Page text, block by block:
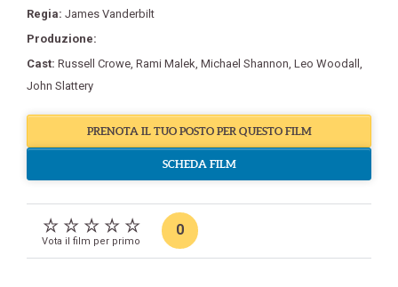
Regia: James Vanderbilt
Produzione:
Cast: Russell Crowe Rami Malek Michael Shannon Leo Woodall
John Slattery
PRENOTA IL TUO POSTO PER QUESTO FILM
SCHEDA FILM
Vota il film per primo
0